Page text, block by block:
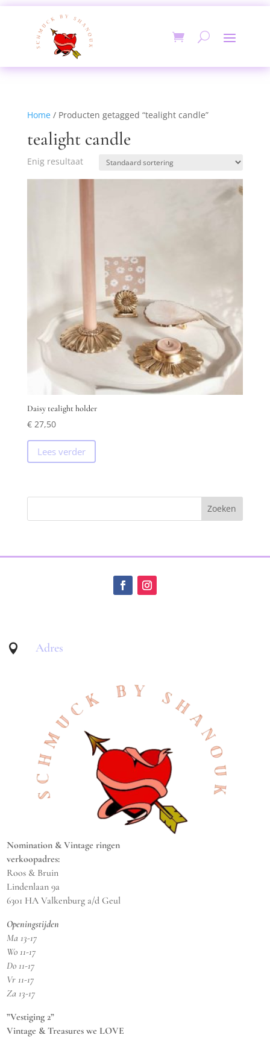
Home/ Producten getagged “tealight candle”
tealight candle
Enig resultaat
Daisy tealight holder
€27,50
Lees verder
 Adres
Nomination & Vintage ringen
verkoopadres:
Roos & Bruin
Lindenlaan 9a
6301 HA Valkenburg a/d Geul
Openingstijden
Ma 13-17
Wo 11-17
Do 11-17
Vr 11-17
Za 13-17
”Vestiging 2”
Vintage & Treasures we LOVE